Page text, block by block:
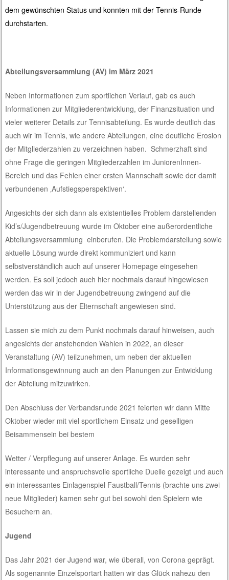
dem gewünschten Status und konnten mit der Tennis-Runde
durchstarten.
Abteilungsversammlung (AV) im März 2021
Neben Informationen zum sportlichen Verlauf, gab es auch
Informationen zur Mitgliederentwicklung, der Finanzsituation und
vieler weiterer Details zur Tennisabteilung. Es wurde deutlich das
auch wir im Tennis, wie andere Abteilungen, eine deutliche Erosion
der Mitgliederzahlen zu verzeichnen haben. Schmerzhaft sind
ohne Frage die geringen Mitgliederzahlen im JuniorenInnen-
Bereich und das Fehlen einer ersten Mannschaft sowie der damit
verbundenen ‚Aufstiegsperspektiven‘.
Angesichts der sich dann als existentielles Problem darstellenden
Kid’s/Jugendbetreuung wurde im Oktober eine außerordentliche
Abteilungsversammlung einberufen. Die Problemdarstellung sowie
aktuelle Lösung wurde direkt kommuniziert und kann
selbstverständlich auch auf unserer Homepage eingesehen
werden. Es soll jedoch auch hier nochmals darauf hingewiesen
werden das wir in der Jugendbetreuung zwingend auf die
Unterstützung aus der Elternschaft angewiesen sind.
Lassen sie mich zu dem Punkt nochmals darauf hinweisen, auch
angesichts der anstehenden Wahlen in 2022, an dieser
Veranstaltung (AV) teilzunehmen, um neben der aktuellen
Informationsgewinnung auch an den Planungen zur Entwicklung
der Abteilung mitzuwirken.
Den Abschluss der Verbandsrunde 2021 feierten wir dann Mitte
Oktober wieder mit viel sportlichem Einsatz und geselligen
Beisammensein bei bestem
Wetter / Verpflegung auf unserer Anlage. Es wurden sehr
interessante und anspruchsvolle sportliche Duelle gezeigt und auch
ein interessantes Einlagenspiel Faustball/Tennis (brachte uns zwei
neue Mitglieder) kamen sehr gut bei sowohl den Spielern wie
Besuchern an.
Jugend
Das Jahr 2021 der Jugend war, wie überall, von Corona geprägt.
Als sogenannte Einzelsportart hatten wir das Glück nahezu den